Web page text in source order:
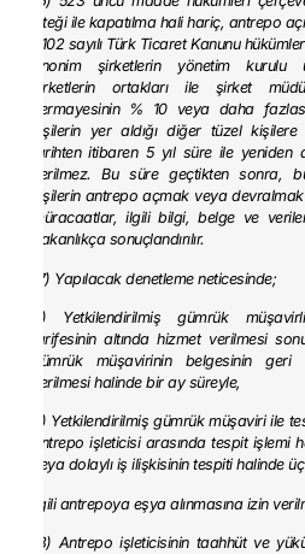
isteği ile kapatılma hali hariç, antrepo
6102 sayılı Türk Ticaret Kanunu
anonim şirketlerin yönetim kurulu
şirketlerin ortakları ile şirket
sermayesinin % 10 veya daha
kişilerin yer aldığı diğer tüzel kişilere
tarihten itibaren 5 yıl süre ile
verilmez. Bu süre geçtikten sonra,
kişilerin antrepo açmak veya
müracaatlar, ilgili bilgi, belge ve
Bakanlıkça sonuçlandırılır.
(7) Yapılacak denetleme neticesinde;
a) Yetkilendirilmiş gümrük
tarifesinin altında hizmet verilmesi
gümrük müşavirinin belgesinin geri
verilmesi halinde bir ay süreyle,
b) Yetkilendirilmiş gümrük müşaviri ile
antrepo işleticisi arasında tespit işlemi
veya dolaylı iş ilişkisinin tespiti halinde
ilgili antrepoya eşya alınmasına izin
(8) Antrepo işleticisinin taahhüt ve